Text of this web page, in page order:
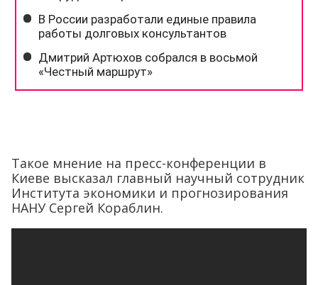
Такое мнение на пресс-конференции в
Киеве высказал главный научный сотрудник
Института экономики и прогнозирования
НАНУ Сергей Кораблин.